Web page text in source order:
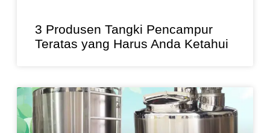
3 Produsen Tangki Pencampur
Teratas yang Harus Anda Ketahui